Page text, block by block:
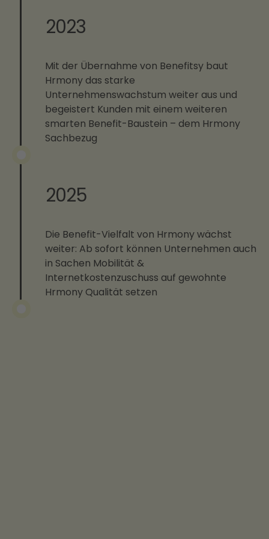
2023
Mit der Übernahme von Benefitsy baut
Hrmony das starke
Unternehmenswachstum weiter aus und
begeistert Kunden mit einem weiteren
smarten Benefit-Baustein – dem Hrmony
Sachbezug
2025
Die Benefit-Vielfalt von Hrmony wächst
weiter: Ab sofort können Unternehmen auch
in Sachen Mobilität &
Internetkostenzuschuss auf gewohnte
Hrmony Qualität setzen